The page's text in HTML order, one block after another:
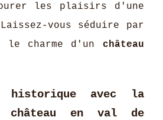
les plaisirs d'une
vous séduire par
charme d'un château
historique avec la
château en val de